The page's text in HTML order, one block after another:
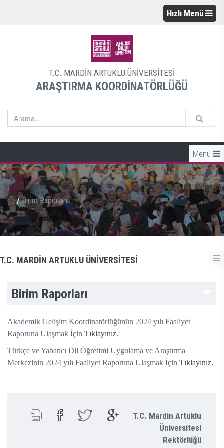
Hızlı Menü
T.C. MARDİN ARTUKLU ÜNİVERSİTESİ
ARAŞTIRMA KOORDİNATÖRLÜĞÜ
Menü
/ Birim Raporları
T.C. MARDİN ARTUKLU ÜNİVERSİTESİ
Birim Raporları
Akademik Gelişim Koordinatörlüğünün 2024 yılı Faaliyet
Raporuna Ulaşmak İçin Tıklayınız.
Türkçe ve Yabancı Dil Öğretimi Uygulama ve Araştırma
Merkezinin 2024 yılı Faaliyet Raporuna Ulaşmak İçin Tıklayınız.
T.C. Mardin Artuklu
Üniversitesi
Rektörlüğü